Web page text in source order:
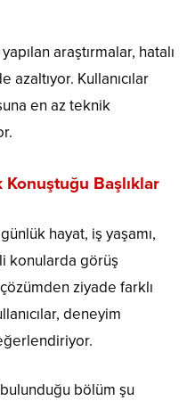
araştırmalar, hatalı
Kullanıcılar
en az teknik
Konuştuğu Başlıklar
hayat, iş yaşamı,
konularda görüş
ziyade farklı
deneyim
bölüm şu